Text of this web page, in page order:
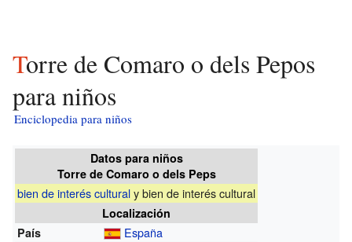
Torre de Comaro o dels Pepos
para niños
Enciclopedia para niños
Datos para niños
Torre de Comaro o dels Peps
bien de interés culturaly bien de interés cultural
Localización
País
España